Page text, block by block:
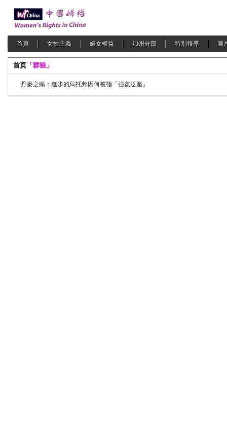
首頁 女性主義 婦女權益 加州分部 特別報導 圖
首页「群狼」
丹麥之殤：進步的烏托邦因何被指「強姦泛濫」